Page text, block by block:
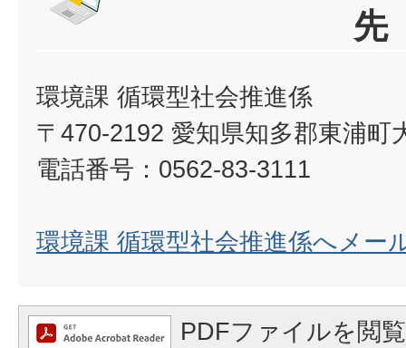
先
環境課 循環型社会推進係
〒470-2192 愛知県知多郡東浦町
電話番号：0562-83-3111
環境課 循環型社会推進係へメー
PDFファイルを閲